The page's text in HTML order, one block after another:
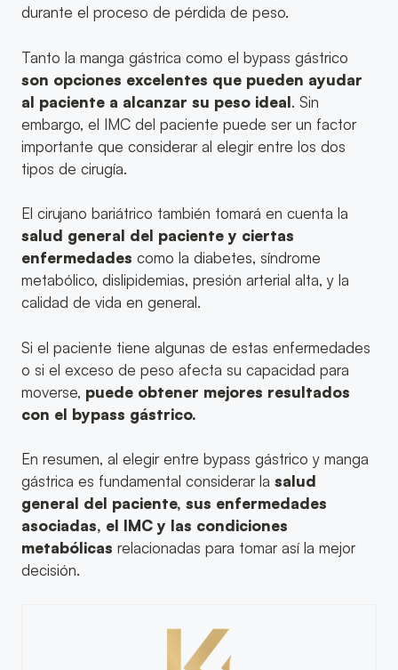
durante el proceso de pérdida de peso.
Tanto la manga gástrica como el bypass gástrico
son opciones excelentes que pueden ayudar
al paciente a alcanzar su peso ideal. Sin
embargo, el IMC del paciente puede ser un factor
importante que considerar al elegir entre los dos
tipos de cirugía.
El cirujano bariátrico también tomará en cuenta la
salud general del paciente y ciertas
enfermedades como la diabetes, síndrome
metabólico, dislipidemias, presión arterial alta, y la
calidad de vida en general.
Si el paciente tiene algunas de estas enfermedades
o si el exceso de peso afecta su capacidad para
moverse, puede obtener mejores resultados
con el bypass gástrico.
En resumen, al elegir entre bypass gástrico y manga
gástrica es fundamental considerar la salud
general del paciente, sus enfermedades
asociadas, el IMC y las condiciones
metabólicas relacionadas para tomar así la mejor
decisión.